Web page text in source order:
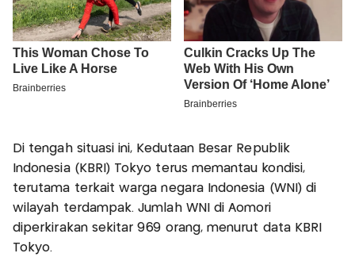
Di tengah situasi ini, Kedutaan Besar Republik
Indonesia (KBRI) Tokyo terus memantau kondisi,
terutama terkait warga negara Indonesia (WNI) di
wilayah terdampak. Jumlah WNI di Aomori
diperkirakan sekitar 969 orang, menurut data KBRI
Tokyo.